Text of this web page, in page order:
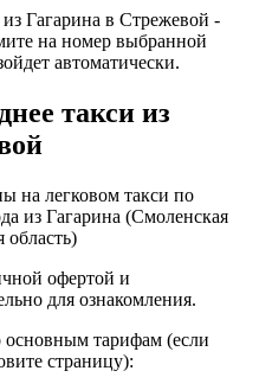
из Гагарина в Стрежевой -
на номер выбранной
автоматически.
такси из
на легковом такси по
из Гагарина (Смоленская
область)
офертой и
для ознакомления.
основным тарифам (если
страницу):